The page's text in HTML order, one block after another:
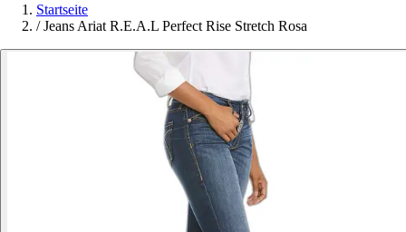
Startseite
/ Jeans Ariat R.E.A.L Perfect Rise Stretch Rosa